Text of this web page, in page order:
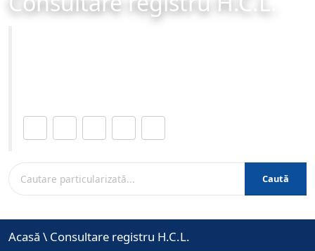
Caută
Acasă \ Consultare registru H.C.L.